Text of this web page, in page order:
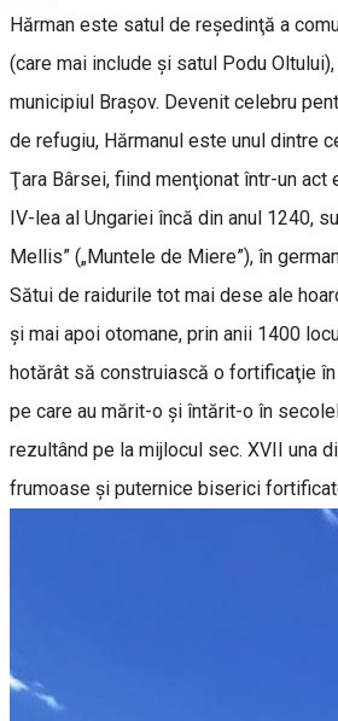
Hărman este satul de reşedinţă a
(care mai include şi satul Podu
municipiul Braşov. Devenit celebru
de refugiu, Hărmanul este unul dintre
Ţara Bârsei, fiind menţionat într-un act
IV-lea al Ungariei încă din anul 1240,
Mellis” („Muntele de Miere”), în
Sătui de raidurile tot mai dese ale
şi mai apoi otomane, prin anii 1400
hotărât să construiască o fortificaţie
pe care au mărit-o şi întărit-o în
rezultând pe la mijlocul sec. XVII una
frumoase şi puternice biserici